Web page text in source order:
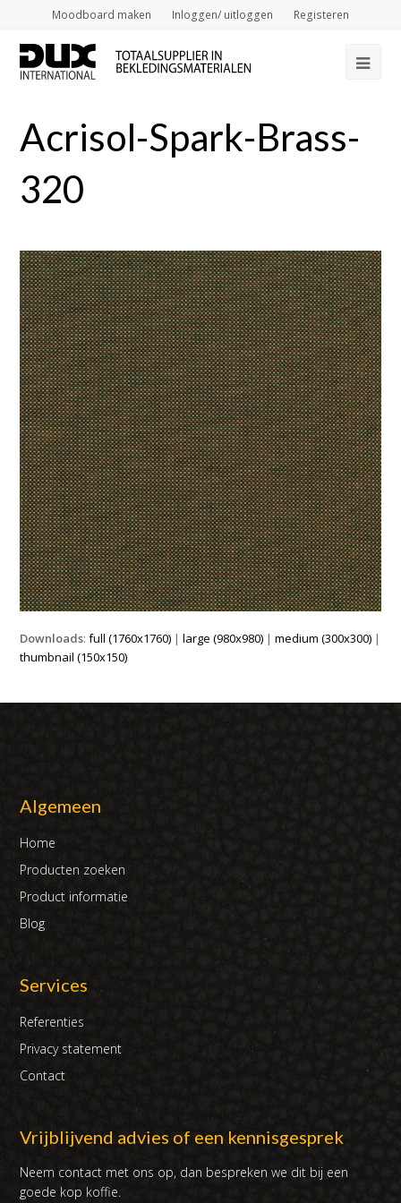
Moodboard maken Inloggen/ uitloggen Registeren
Acrisol-Spark-Brass-
320
Downloads:full (1760x1760) |large (980x980) |medium (300x300) |
thumbnail (150x150)
Algemeen
Home
Producten zoeken
Product informatie
Blog
Services
Referenties
Privacy statement
Contact
Vrijblijvend advies of een kennisgesprek
Neem contact met ons op, dan bespreken we dit bij een
goede kop koffie.